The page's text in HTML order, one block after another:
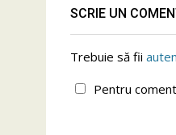
SCRIE UN
Trebuie să fii
Pentru